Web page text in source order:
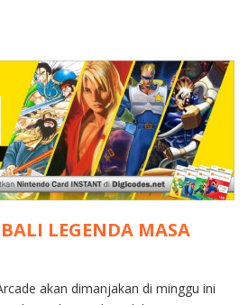
LEGENDA MASA
akan dimanjakan di minggu ini